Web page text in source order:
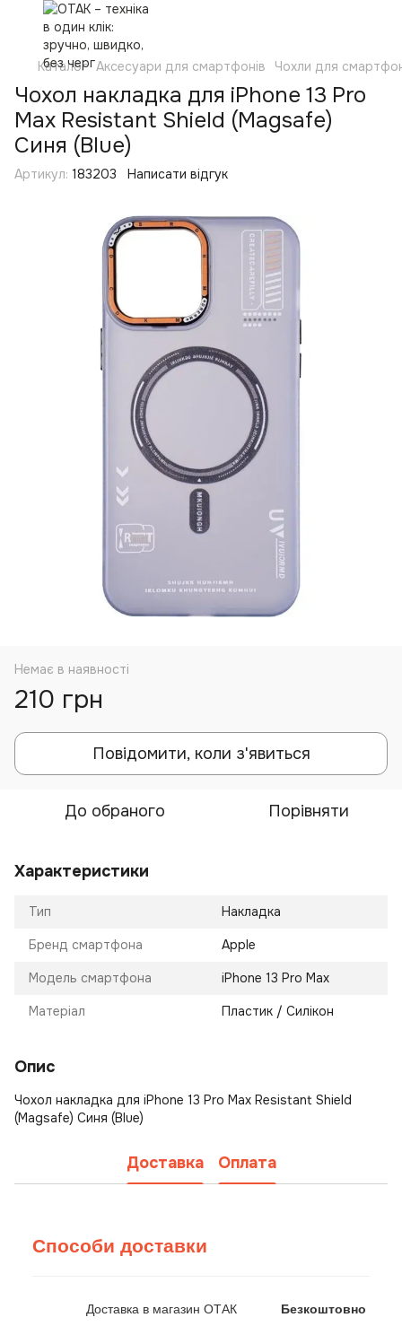
Каталог Аксесуари для смартфонів Чохли для
Чохол накладка для iPhone 13 Pro
Max Resistant Shield (Magsafe)
Синя (Blue)
Артикул: 183203 Написати відгук
Немає в наявності
210 грн
Повідомити, коли з'явиться
До обраного Порівняти
Характеристики
Тип Накладка
Бренд смартфона Apple
Модель смартфона iPhone 13 Pro Max
Матеріал Пластик / Силікон
Опис
Чохол накладка для iPhone 13 Pro Max Resistant Shield
(Magsafe) Синя (Blue)
Доставка Оплата
Способи доставки
Доставка в магазин ОТАК Безкоштовно